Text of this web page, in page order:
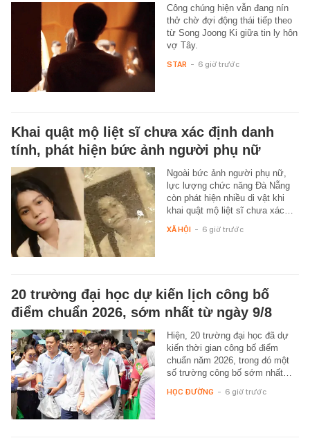
Công chúng hiện vẫn đang nín
thở chờ đợi động thái tiếp theo
từ Song Joong Ki giữa tin ly hôn
vợ Tây.
STAR - 6 giờ trước
Khai quật mộ liệt sĩ chưa xác định danh
tính, phát hiện bức ảnh người phụ nữ
Ngoài bức ảnh người phụ nữ,
lực lượng chức năng Đà Nẵng
còn phát hiện nhiều di vật khi
khai quật mộ liệt sĩ chưa xác…
XÃ HỘI - 6 giờ trước
20 trường đại học dự kiến lịch công bố
điểm chuẩn 2026, sớm nhất từ ngày 9/8
Hiện, 20 trường đại học đã dự
kiến thời gian công bố điểm
chuẩn năm 2026, trong đó một
số trường công bố sớm nhất…
HỌC ĐƯỜNG - 6 giờ trước